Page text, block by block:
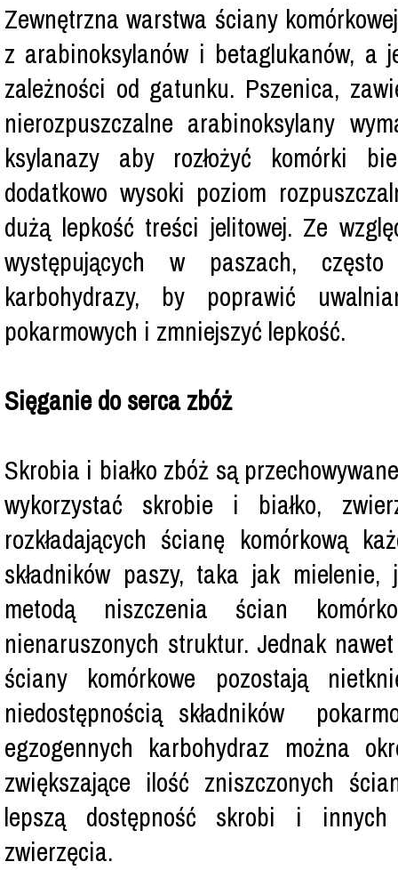
Zewnętrzna warstwa ściany
z arabinoksylanów i betaglukanów, a
zależności od gatunku. Pszenica,
nierozpuszczalne arabinoksylany
ksylanazy aby rozłożyć komórki
dodatkowo wysoki poziom
dużą lepkość treści jelitowej. Ze
występujących w paszach,
karbohydrazy, by poprawić
pokarmowych i zmniejszyć lepkość.
Sięganie do serca zbóż
Skrobia i białko zbóż są
wykorzystać skrobie i białko,
rozkładających ścianę komórkową
składników paszy, taka jak mielenie,
metodą niszczenia ścian
nienaruszonych struktur. Jednak
ściany komórkowe pozostają
niedostępnością składników
egzogennych karbohydraz można
zwiększające ilość zniszczonych
lepszą dostępność skrobi i innych
zwierzęcia.